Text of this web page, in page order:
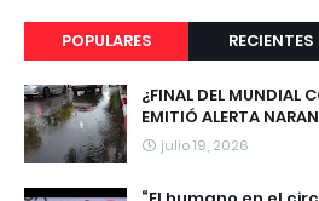
POPULARES RECIENTES
¿FINAL DEL MUNDIAL
EMITIÓ ALERTA
julio 19, 2026